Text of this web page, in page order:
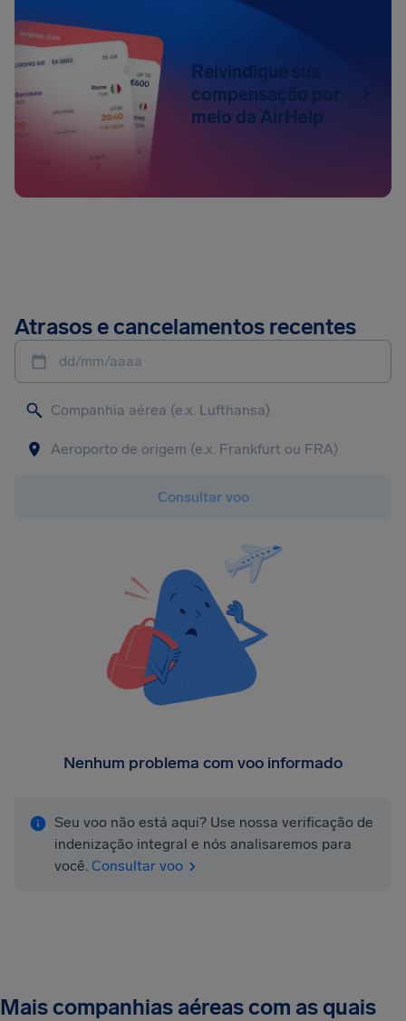
Reivindique sua
compensação por
meio da AirHelp
Atrasos e cancelamentos recentes
dd/mm/aaaa
Consultar voo
Nenhum problema com voo informado
Seu voo não está aqui? Use nossa verificação de
indenização integral e nós analisaremos para
você. Consultar voo
Mais companhias aéreas com as quais